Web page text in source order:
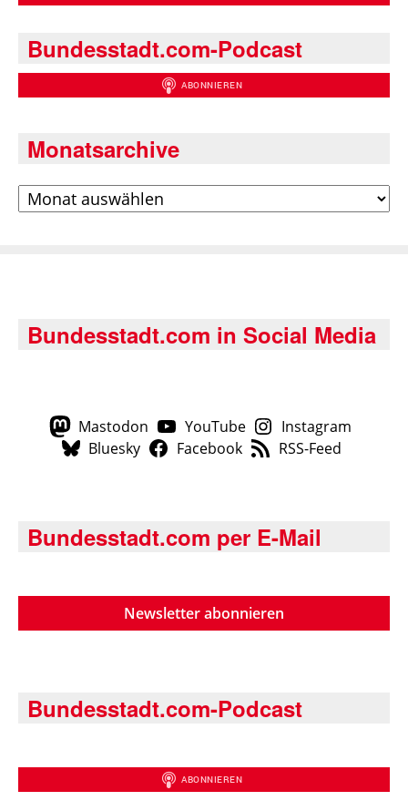
Bundesstadt.com-Podcast
Monatsarchive
Archiv
Bundesstadt.com in Social Media
Mastodon YouTube
Instagram
Bluesky
Facebook RSS-Feed
Bundesstadt.com per E-Mail
Newsletter abonnieren
Bundesstadt.com-Podcast